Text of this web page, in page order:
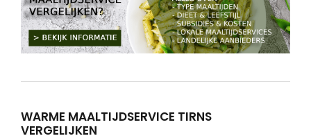
WARME MAALTIJDSERVICE TIRNS
VERGELIJKEN